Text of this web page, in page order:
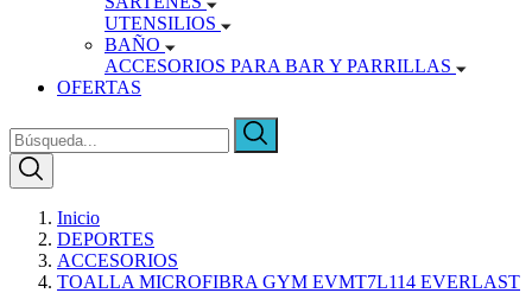
UTENSILIOS
BAÑO
ACCESORIOS PARA BAR Y PARRILLAS
OFERTAS
Inicio
DEPORTES
ACCESORIOS
TOALLA MICROFIBRA GYM EVMT7L114 EVERLAST